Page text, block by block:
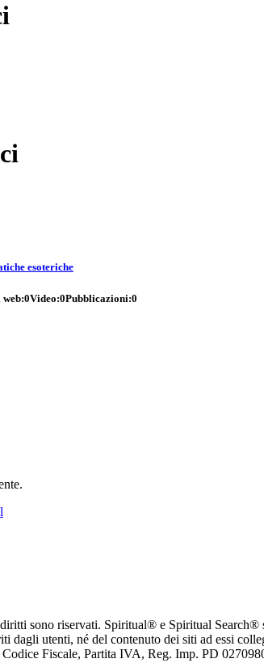
esoteriche
web:0Video:0Pubblicazioni:0
sono riservati. Spiritual® e Spiritual Search®
dagli utenti, né del contenuto dei siti ad essi
Fiscale, Partita IVA, Reg. Imp. PD